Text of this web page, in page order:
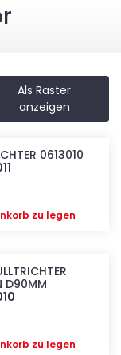
Als Raster
anzeigen
0613010
zu legen
D90MM
zu legen